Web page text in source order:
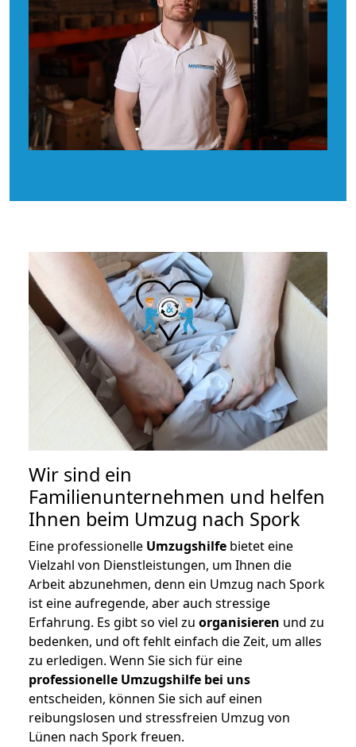
Wir sind ein
Familienunternehmen und helfen
Ihnen beim Umzug nach Spork
Eine professionelle Umzugshilfe bietet eine
Vielzahl von Dienstleistungen, um Ihnen die
Arbeit abzunehmen, denn ein Umzug nach Spork
ist eine aufregende, aber auch stressige
Erfahrung. Es gibt so viel zu organisieren und zu
bedenken, und oft fehlt einfach die Zeit, um alles
zu erledigen. Wenn Sie sich für eine
professionelle Umzugshilfe bei uns
entscheiden, können Sie sich auf einen
reibungslosen und stressfreien Umzug von
Lünen nach Spork freuen.